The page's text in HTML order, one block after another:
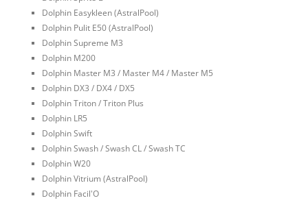
Dolphin Easykleen (AstralPool)
Dolphin Pulit E50 (AstralPool)
Dolphin Supreme M3
Dolphin M200
Dolphin Master M3 / Master M4 / Master M5
Dolphin DX3 / DX4 / DX5
Dolphin Triton / Triton Plus
Dolphin LR5
Dolphin Swift
Dolphin Swash / Swash CL / Swash TC
Dolphin W20
Dolphin Vitrium (AstralPool)
Dolphin Facil'O